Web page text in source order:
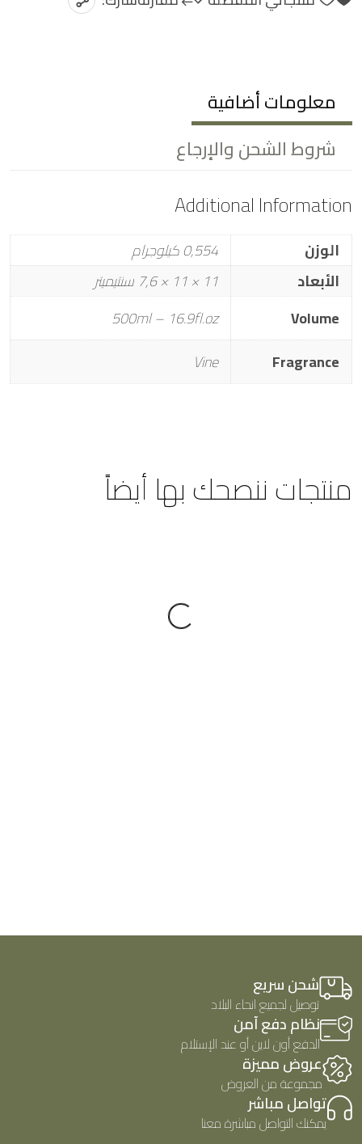
معلومات أضافية
شروط الشحن والإرجاع
Additional Information
الوزن
0,554 كيلوجرام
الأبعاد
11 × 11 × 7,6 سنتيميتر
Volume
500ml – 16.9fl.oz
Fragrance
Vine
منتجات ننصحك بها أيضاً
شحن سريع
توصيل لجميع انحاء البلاد
نظام دفع آمن
الدفع أون لاين أو عند الإستلام
عروض مميزة
مجموعة من العروض
تواصل مباشر
يمكنك التواصل مباشرة معنا